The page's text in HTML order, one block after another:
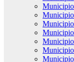
Municipio
Municipio